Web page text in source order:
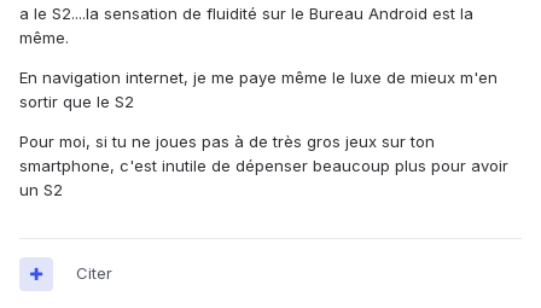
a le S2....la sensation de fluidité sur le Bureau Android est la
même.
En navigation internet, je me paye même le luxe de mieux m'en
sortir que le S2
Pour moi, si tu ne joues pas à de très gros jeux sur ton
smartphone, c'est inutile de dépenser beaucoup plus pour avoir
un S2
Citer